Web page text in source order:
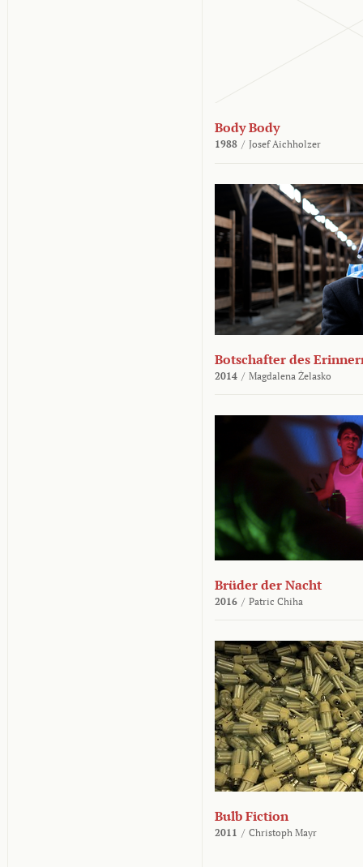
Body Body
1988 / Josef Aichholzer
Botschafter des
2014 / Magdalena Żelasko
Brüder der Nacht
2016 / Patric Chiha
Bulb Fiction
2011 / Christoph Mayr